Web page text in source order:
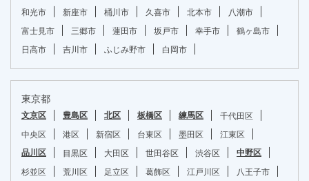
無料お見積り
屋根診断
お問い合わせ
0120-4790-36
和光市
新座市 桶川市 久喜市 北本市
八潮市
富士見市
三郷市 蓮田市 坂戸市 幸手市
鶴ヶ島市
日高市
吉川市 ふじみ野市 白岡市
東京都
文京区 豊島区 北区 板橋区 練馬区
千代田区
中央区
港区 新宿区 台東区 墨田区 江東区
品川区 目黒区 大田区 世田谷区 渋谷区 中野区
杉並区 荒川区 足立区 葛飾区 江戸川区 八王子市